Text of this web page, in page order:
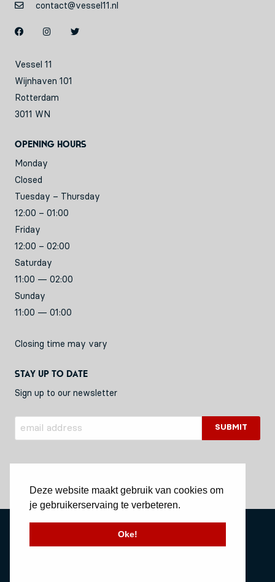
Deze website maakt gebruik van cookies om
je gebruikerservaing te verbeteren.
Oke!
contact@vessel11.nl
Vessel 11
Wijnhaven 101
Rotterdam
3011 WN
Opening hours
Monday
Closed
Tuesday – Thursday
12:00 – 01:00
Friday
12:00 – 02:00
Saturday
11:00 — 02:00
Sunday
11:00 — 01:00
Closing time may vary
Stay up to date
Sign up to our newsletter